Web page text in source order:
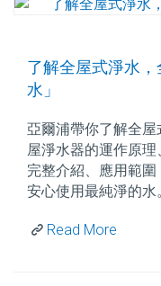
了解全屋式淨水
水」
亞爾浦帶你了解全
屋淨水器的運作原
完整介紹、應用範
安心使用最純淨的水
Read More